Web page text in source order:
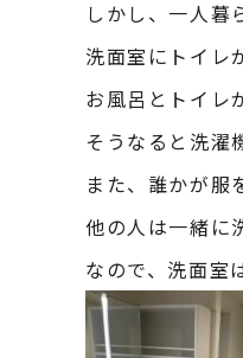
しかし、一人暮
洗面室にトイレ
お風呂とトイレ
そうなると洗濯
また、誰かが服
他の人は一緒に
なので、洗面室